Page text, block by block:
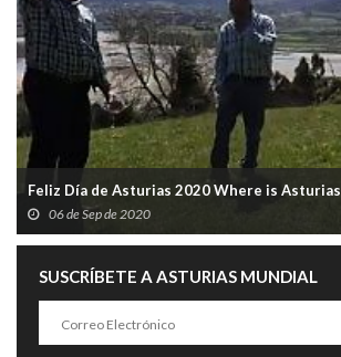
Feliz Día de Asturias 2020 Where is Asturias
06 de Sep de 2020
SUSCRÍBETE A ASTURIAS MUNDIAL